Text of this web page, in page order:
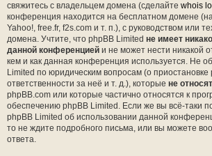
свяжитесь с владельцем домена (сделайте whois
конференция находится на бесплатном домене
Yahoo!, free.fr, f2s.com и т. п.), с руководством или
домена. Учтите, что phpBB Limited не имеет
данной конференцией и не может нести никакой
кем и как данная конференция используется. Не
Limited по юридическим вопросам (о
ответственности за неё и т. д.), которые не
phpBB.com или которые частично относятся к
обеспечению phpBB Limited. Если же вы всё-таки
phpBB Limited об использовании данной
то не ждите подробного письма, или вы можете
ответа.